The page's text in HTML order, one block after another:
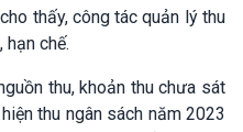
thấy, công tác quản lý thu
chế.
thu, khoản thu chưa sát
thu ngân sách năm 2023